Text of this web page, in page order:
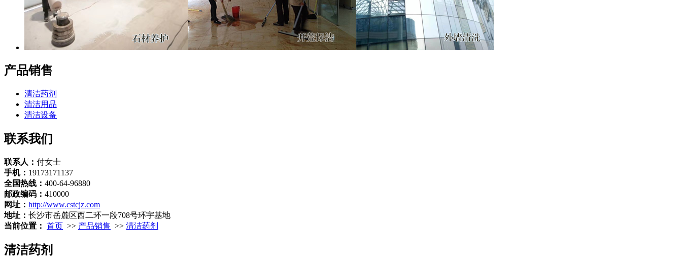
产品销售
清洁药剂
清洁用品
清洁设备
联系我们
联系人： 付女士
手机： 19173171137
全国热线： 400-64-96880
邮政编码： 410000
网址： http://www.cstcjz.com
地址： 长沙市岳麓区西二环一段708号环宇基地
当前位置： 首页 >> 产品销售 >> 清洁药剂
清洁药剂